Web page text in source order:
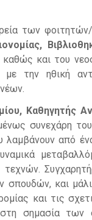
των
και του
με την ηθική
Καθηγητής
συνεχάρη
από
σπουδών, και
και τις
σημασία των